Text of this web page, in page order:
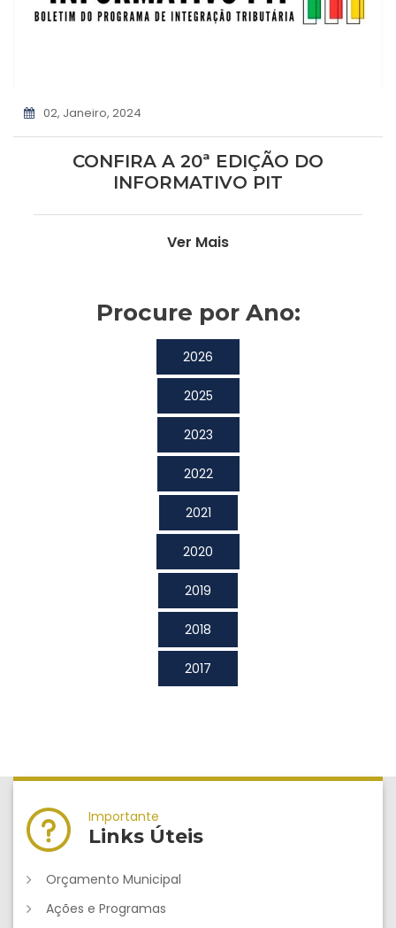
02, Janeiro, 2024
CONFIRA A 20ª EDIÇÃO DO
INFORMATIVO PIT
Ver Mais
Procure por Ano:
2026
2025
2023
2022
2021
2020
2019
2018
2017
Importante
Links Úteis
Orçamento Municipal
Ações e Programas